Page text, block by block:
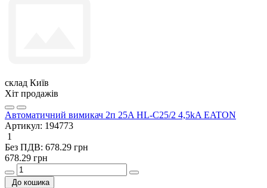
склад Київ
Хіт продажів
Автоматичний вимикач 2п 25A HL-C25/2 4,5kA EATON
Артикул: 194773
1
Без ПДВ: 678.29 грн
678.29 грн
До кошика